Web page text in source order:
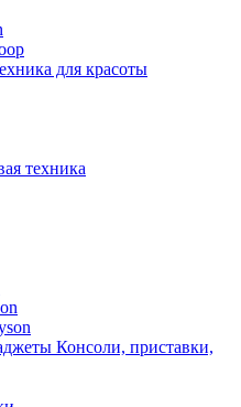
для красоты
техника
Консоли, приставки,